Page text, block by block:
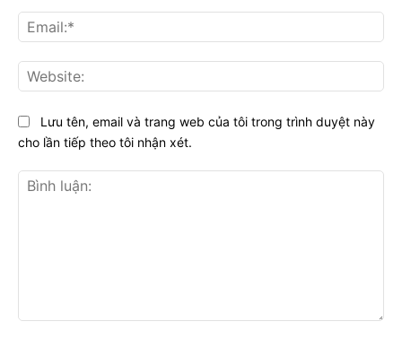
Lưu tên, email và trang web của tôi trong trình duyệt này
cho lần tiếp theo tôi nhận xét.